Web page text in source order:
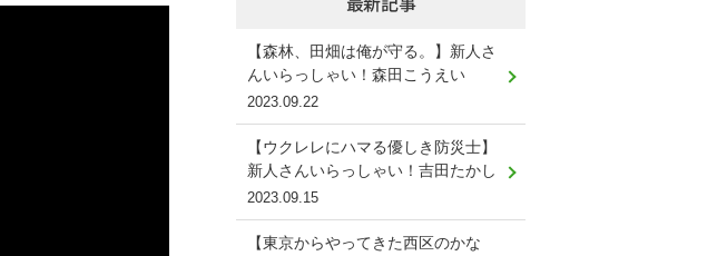
【森林、田畑は俺が守る。】新人さ
んいらっしゃい！森田こうえい
2023.09.22
【ウクレレにハマる優しき防災士】
新人さんいらっしゃい！吉田たかし
2023.09.15
【東京からやってきた西区のかな